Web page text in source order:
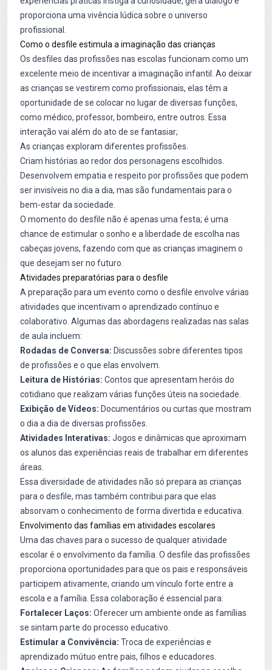
proporciona uma vivência lúdica sobre o universo
profissional.
Como o desfile estimula a imaginação das crianças
Os desfiles das profissões nas escolas funcionam como um
excelente meio de incentivar a imaginação infantil. Ao deixar
as crianças se vestirem como profissionais, elas têm a
oportunidade de se colocar no lugar de diversas funções,
como médico, professor, bombeiro, entre outros. Essa
interação vai além do ato de se fantasiar;
As crianças exploram diferentes profissões.
Criam histórias ao redor dos personagens escolhidos.
Desenvolvem empatia e respeito por profissões que podem
ser invisíveis no dia a dia, mas são fundamentais para o
bem-estar da sociedade.
O momento do desfile não é apenas uma festa; é uma
chance de estimular o sonho e a liberdade de escolha nas
cabeças jovens, fazendo com que as crianças imaginem o
que desejam ser no futuro.
Atividades preparatórias para o desfile
A preparação para um evento como o desfile envolve várias
atividades que incentivam o aprendizado contínuo e
colaborativo. Algumas das abordagens realizadas nas salas
de aula incluem:
Rodadas de Conversa: Discussões sobre diferentes tipos
de profissões e o que elas envolvem.
Leitura de Histórias: Contos que apresentam heróis do
cotidiano que realizam várias funções úteis na sociedade.
Exibição de Vídeos: Documentários ou curtas que mostram
o dia a dia de diversas profissões.
Atividades Interativas: Jogos e dinâmicas que aproximam
os alunos das experiências reais de trabalhar em diferentes
áreas.
Essa diversidade de atividades não só prepara as crianças
para o desfile, mas também contribui para que elas
absorvam o conhecimento de forma divertida e educativa.
Envolvimento das famílias em atividades escolares
Uma das chaves para o sucesso de qualquer atividade
escolar é o envolvimento da família. O desfile das profissões
proporciona oportunidades para que os pais e responsáveis
participem ativamente, criando um vínculo forte entre a
escola e a família. Essa colaboração é essencial para:
Fortalecer Laços: Oferecer um ambiente onde as famílias
se sintam parte do processo educativo.
Estimular a Convivência: Troca de experiências e
aprendizado mútuo entre pais, filhos e educadores.